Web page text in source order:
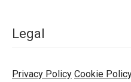
Legal
Privacy Policy Cookie